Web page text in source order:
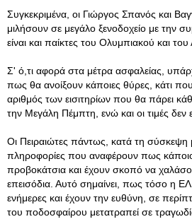
Συγκεκριμένα, οι Γιώργος Σπανός και
μιλήσουν σε μεγάλο ξενοδοχείο με την
είναι και παίκτες του Ολυμπιακού και
Σ' ό,τι αφορά στα μέτρα ασφαλείας,
πως θα ανοίξουν κάποιες θύρες, κάτι
αριθμός των εισιτηρίων που θα πάρει
την Μεγάλη Πέμπτη, ενώ και οι τιμές δεν
Οι Πειραιώτες πάντως, κατά τη σύσκεψη
πληροφορίες που αναφέρουν πως
προβοκάτσια και έχουν σκοπό να
επεισόδια. Αυτό σημαίνει, πως τόσο η
ενήμερες και έχουν την ευθύνη, σε
του ποδοσφαίρου μετατραπεί σε